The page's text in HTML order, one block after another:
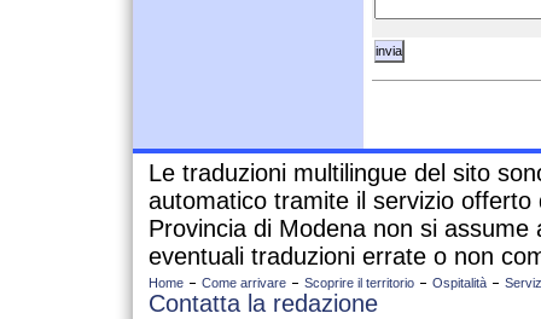
Le traduzioni multilingue del sito
automatico tramite il servizio
Provincia di Modena non si assume
eventuali traduzioni errate o non
Home Come arrivare Scoprire il territorio Ospitalità
Contatta la redazione